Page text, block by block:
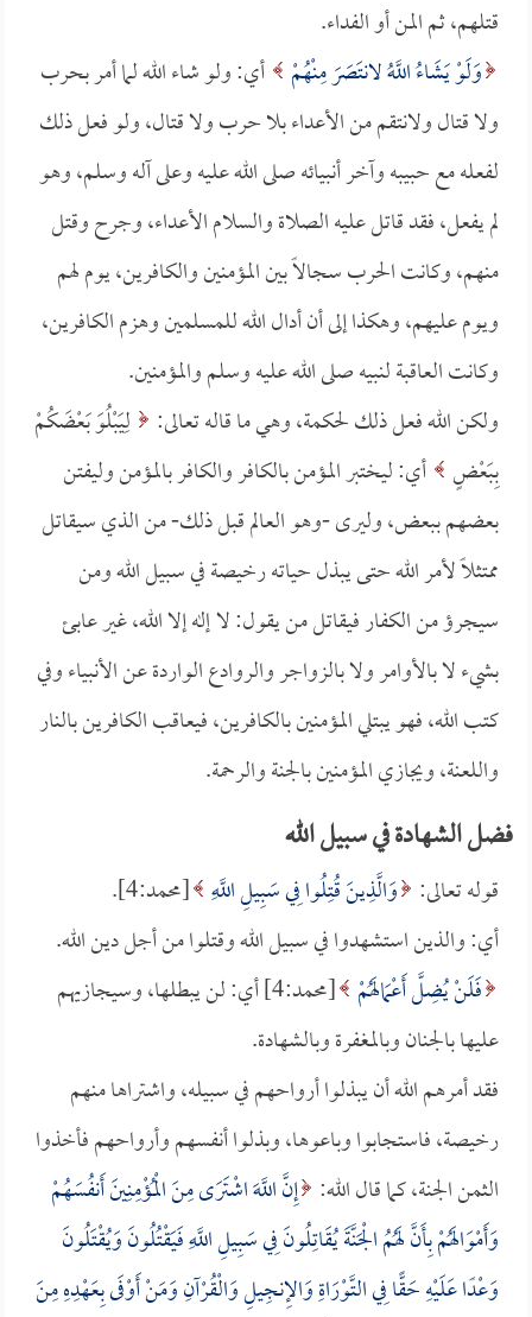
قتلهم، ثم المن أو الفداء.
وَلَوْ يَشَاءُ اللَّهُ لانتَصَرَ مِنْهُمْ أي: ولو شاء الله لما أمر بحرب
ولا قتال ولانتقم من الأعداء بلا حرب ولا قتال، ولو فعل ذلك
لفعله مع حبيبه وآخر أنبيائه صلى الله عليه وعلى آله وسلم، وهو
لم يفعل، فقد قاتل عليه الصلاة والسلام الأعداء، وجرح وقتل
منهم، وكانت الحرب سجالاً بين المؤمنين والكافرين، يوم لهم
ويوم عليهم، وهكذا إلى أن أدال الله للمسلمين وهزم الكافرين،
وكانت العاقبة لنبيه صلى الله عليه وسلم والمؤمنين.
ولكن الله فعل ذلك لحكمة، وهي ما قاله تعالى:
لِيَبْلُوَ بَعْضَكُمْ
بِبَعْضٍ أي: ليختبر المؤمن بالكافر والكافر بالمؤمن وليفتن
بعضهم ببعض، وليرى -وهو العالم قبل ذلك- من الذي سيقاتل
ممتثلاً لأمر الله حتى يبذل حياته رخيصة في سبيل الله ومن
سيجرؤ من الكفار فيقاتل من يقول: لا إله إلا الله، غير عابئ
بشيء لا بالأوامر ولا بالزواجر والروادع الواردة عن الأنبياء وفي
كتب الله، فهو يبتلي المؤمنين بالكافرين، فيعاقب الكافرين بالنار
واللعنة، ويجازي المؤمنين بالجنة والرحمة.
فضل الشهادة في سبيل الله
قوله تعالى: وَالَّذِينَ قُتِلُوا فِي سَبِيلِ اللَّهِ [محمد:4].
أي: والذين استشهدوا في سبيل الله وقتلوا من أجل دين الله.
فَلَنْ يُضِلَّ أَعْمَالَهُمْ
[محمد:4] أي: لن يبطلها، وسيجازيهم
عليها بالجنان وبالمغفرة وبالشهادة.
فقد أمرهم الله أن يبذلوا أرواحهم في سبيله، واشتراها منهم
رخيصة، فاستجابوا وباعوها، وبذلوا أنفسهم وأرواحهم فأخذوا
الثمن الجنة، كما قال الله: إِنَّ اللَّهَ اشْتَرَى مِنَ الْمُؤْمِنِينَ أَنفُسَهُمْ
وَأَمْوَالَهُمْ بِأَنَّ لَهُمُ الْجَنَّةَ يُقَاتِلُونَ فِي سَبِيلِ اللَّهِ فَيَقْتُلُونَ وَيُقْتَلُونَ
وَعْدًا عَلَيْهِ حَقًّا فِي التَّوْرَاةِ وَالإِنجِيلِ وَالْقُرْآنِ وَمَنْ أَوْفَى بِعَهْدِهِ مِنَ